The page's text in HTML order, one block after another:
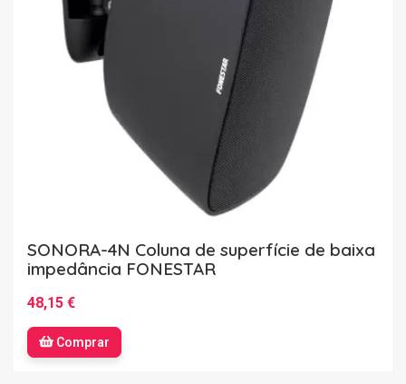
SONORA-4N Coluna de superfície de baixa
impedância FONESTAR
48,15 €
Comprar